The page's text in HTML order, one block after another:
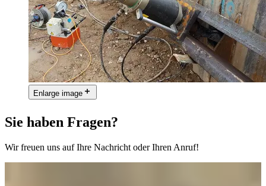
Enlarge image
Sie haben Fragen?
Wir freuen uns auf Ihre Nachricht oder Ihren Anruf!